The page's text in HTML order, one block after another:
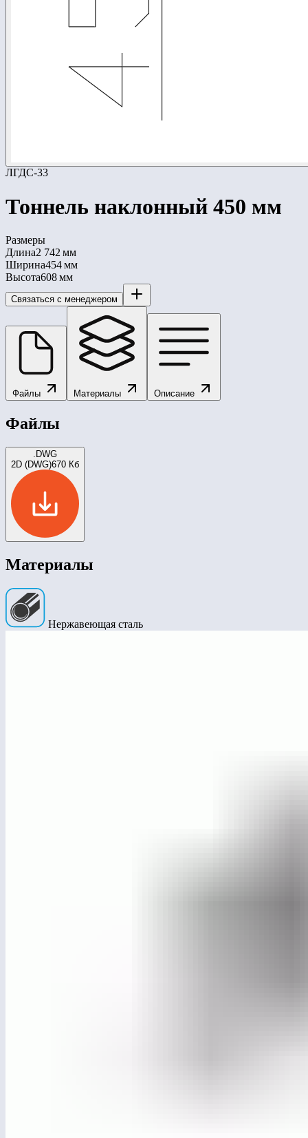
ЛГДС-33
Тоннель наклонный 450 мм
Размеры
Длина2 742 мм
Ширина454 мм
Высота608 мм
Связаться с менеджером
Файлы Материалы Описание
Файлы
.DWG
2D (DWG)670 Кб
Материалы
Нержавеющая сталь